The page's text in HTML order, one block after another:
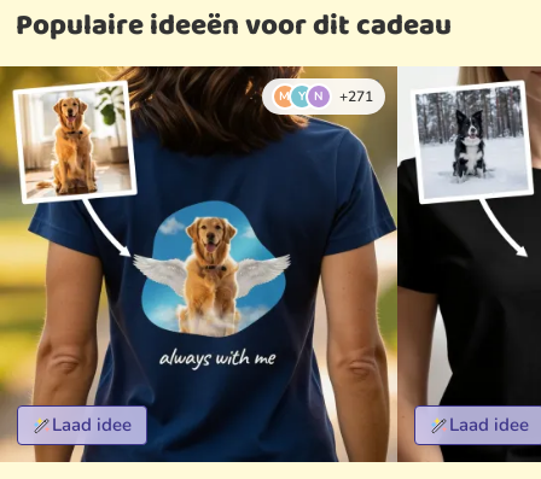
Populaire ideeën voor dit cadeau
M Y N +271
Laad idee Laad idee